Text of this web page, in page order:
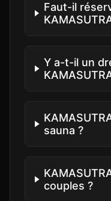
Faut-il
Y a-t-il un
sauna ?
couples ?